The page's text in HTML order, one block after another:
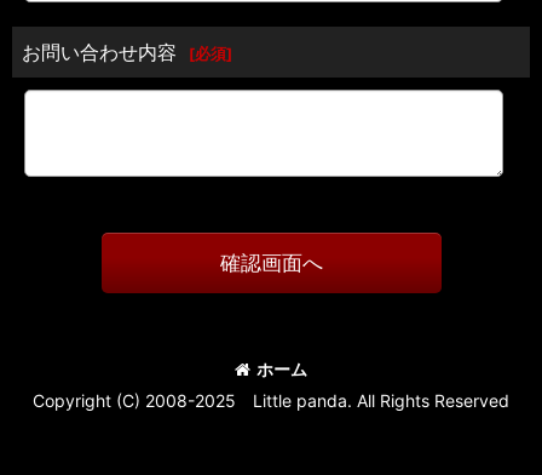
お問い合わせ内容 [必須]
確認画面へ
ホーム
Copyright (C) 2008-2025 Little panda. All Rights Reserved